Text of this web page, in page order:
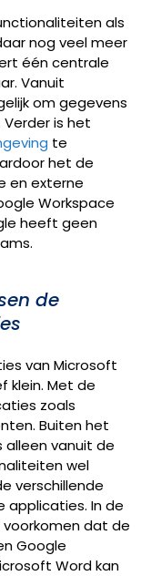
als
nog veel meer
één centrale
Vanuit
om gegevens
is het
te
het de
en externe
Workspace
heeft geen
de
van Microsoft
klein. Met de
zoals
Buiten het
vanuit de
wel
verschillende
In de
dat de
Google
Word kan